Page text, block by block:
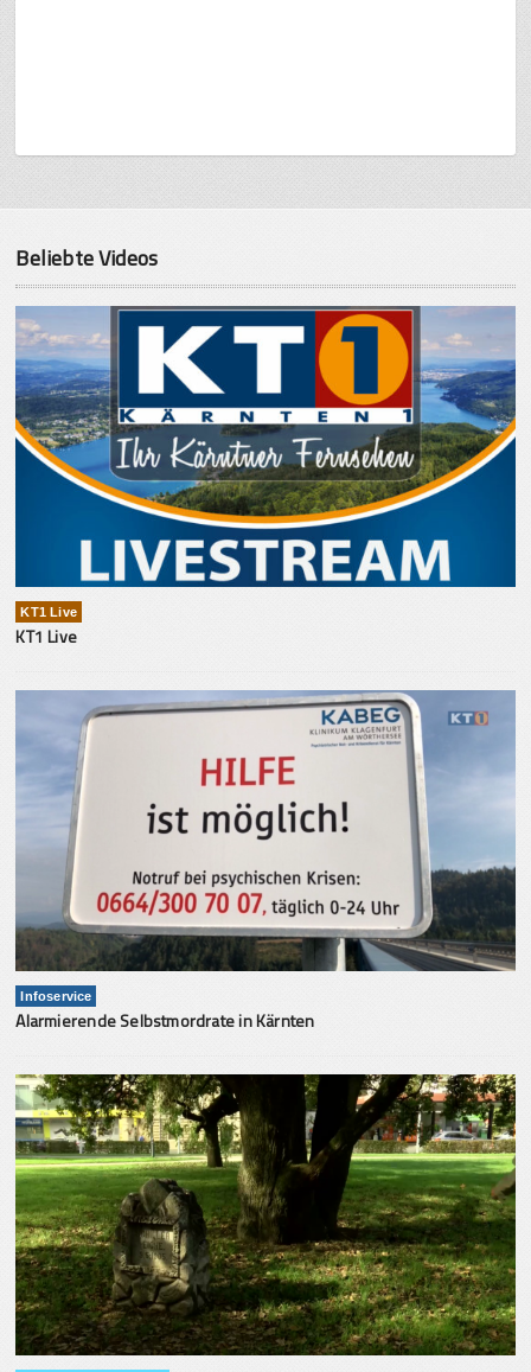
Beliebte Videos
KT1 Live
KT1 Live
Infoservice
Alarmierende Selbstmordrate in Kärnten